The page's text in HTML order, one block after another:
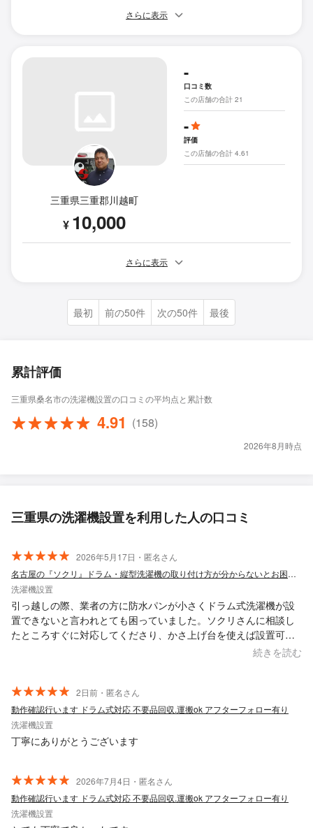
さらに表示
三重県三重郡川越町
¥ 10,000
-
口コミ数
この店舗の合計 21
-
評価
この店舗の合計 4.61
さらに表示
最初 前の50件 次の50件 最後
累計評価
三重県桑名市の洗濯機設置の口コミの平均点と累計数
4.91 (158)
2026年8月時点
三重県の洗濯機設置を利用した人の口コミ
2026年5月17日・匿名さん
名古屋の『ソクリ』ドラム・縦型洗濯機の取り付け方が分からないとお困りのあなたに
洗濯機設置
引っ越しの際、業者の方に防水パンが小さくドラム式洗濯機が設
置できないと言われとても困っていました。ソクリさんに相談し
たところすぐに対応してくださり、かさ上げ台を使えば設置可能
なことがわかりました。必要になるかさ上げ台も詳しく教えてい
われていたので、本当にソクリさんに相談してよかったです。対
応も早い、親身で丁寧、費用もできるだけ安くなるようなご提案
をいただき、とても助かりました。今後何かあれば絶対にソクリ
さんに相談したいと思います。本当にありがとうございまし
続きを読む
2日前・匿名さん
動作確認行います ドラム式対応 不要品回収.運搬ok アフターフォロー有り
洗濯機設置
丁寧にありがとうございます
2026年7月4日・匿名さん
動作確認行います ドラム式対応 不要品回収.運搬ok アフターフォロー有り
洗濯機設置